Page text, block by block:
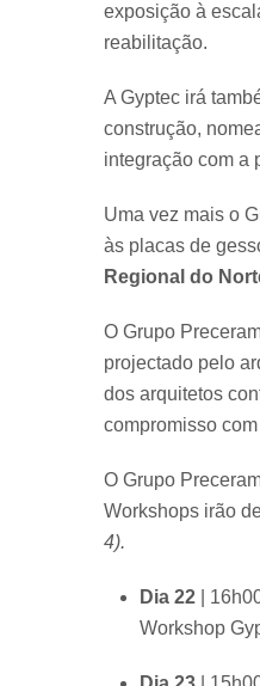
exposição à
reabilitação.
A Gyptec irá
construção,
integração com a
Uma vez mais o
às placas de
Regional do
O Grupo
projectado pelo
dos arquitetos
compromisso
O Grupo
Workshops irão
4).
Dia 22 |
Workshop